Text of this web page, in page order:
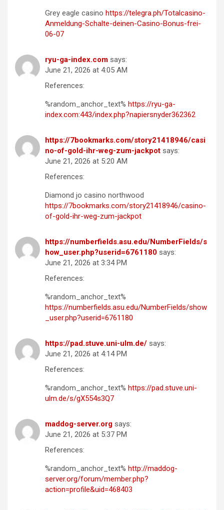
Grey eagle casino https://telegra.ph/Totalcasino-
Anmeldung-Schalte-deinen-Casino-Bonus-frei-
06-07
ryu-ga-index.com says:
June 21, 2026 at 4:05 AM
References:
%random_anchor_text% https://ryu-ga-
index.com:443/index.php?napiersnyder362362
https://7bookmarks.com/story21418946/casi
no-of-gold-ihr-weg-zum-jackpot says:
June 21, 2026 at 5:20 AM
References:
Diamond jo casino northwood
https://7bookmarks.com/story21418946/casino-
of-gold-ihr-weg-zum-jackpot
https://numberfields.asu.edu/NumberFields/s
how_user.php?userid=6761180 says:
June 21, 2026 at 3:34 PM
References:
%random_anchor_text%
https://numberfields.asu.edu/NumberFields/show
_user.php?userid=6761180
https://pad.stuve.uni-ulm.de/ says:
June 21, 2026 at 4:14 PM
References:
%random_anchor_text% https://pad.stuve.uni-
ulm.de/s/gX554s3Q7
maddog-server.org says:
June 21, 2026 at 5:37 PM
References:
%random_anchor_text% http://maddog-
server.org/forum/member.php?
action=profile&uid=468403